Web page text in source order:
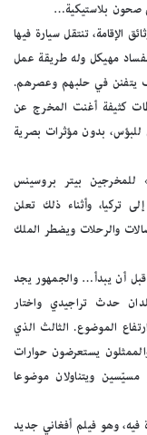
صحون بلاستيكية…
الإقامة، تنتقل سيارة فيها
مهيكل وله طريقة عمل
يتفنن في حلبهم وعصرهم.
كثيفة أغنت المخرج عن
للبؤس، بدون مؤثرات بصرية
للمخرجين بيتر بروسينس
تركيا، وأثناء ذلك تعلن
والرحلات ويضطر الملك
أن يبدأ… والجمهور يجد
حدث تراجيدي واختار
الموضوع. الثالث الذي
يستعرضون حوارات
ويتناولان موضوعا
وهو فيلم أفغاني جديد